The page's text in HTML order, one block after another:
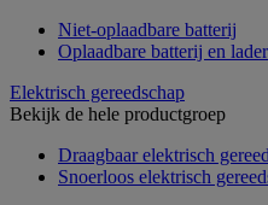
Niet-oplaadbare batterij
Oplaadbare batterij en lader
Elektrisch gereedschap
Bekijk de hele productgroep
Draagbaar elektrisch
Snoerloos elektrisch